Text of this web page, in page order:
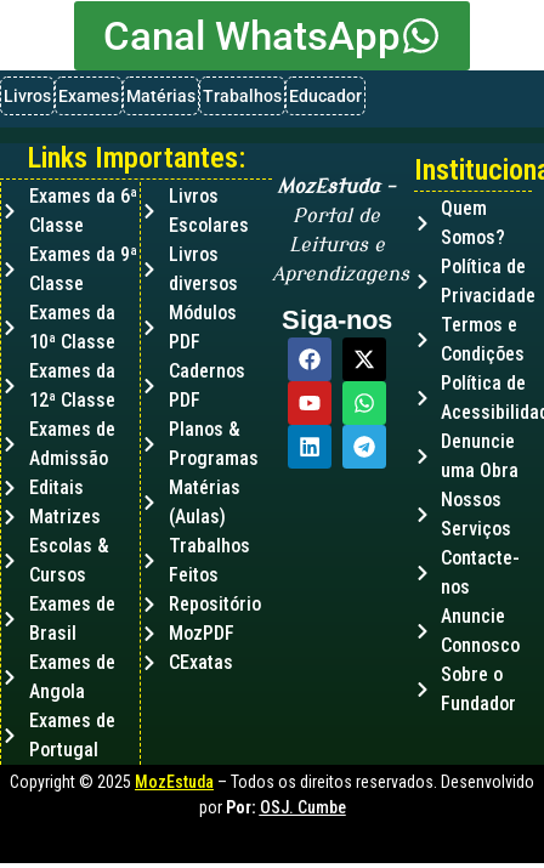
Canal WhatsApp
Livros Exames Matérias Trabalhos Educador
MozEstuda–
Portal de
Leituras e
Aprendizagens
Siga-nos
Quem
Somos?
Política de
Privacidade
Termos e
Condições
Política de
Denuncie
uma Obra
Nossos
Serviços
Contacte-
nos
Anuncie
Connosco
Sobre o
Fundador
Links Importantes:
Exames da 6ª
Classe
Exames da 9ª
Classe
Exames da
10ª Classe
Exames da
12ª Classe
Exames de
Admissão
Editais
Matrizes
Escolas &
Cursos
Exames de
Brasil
Exames de
Angola
Exames de
Portugal
Livros
Escolares
Livros
diversos
Módulos
PDF
Cadernos
PDF
Planos &
Programas
Matérias
(Aulas)
Trabalhos
Feitos
Repositório
MozPDF
CExatas
Copyright © 2025 MozEstuda – Todos os direitos reservados. Desenvolvido
por Por: OSJ. Cumbe